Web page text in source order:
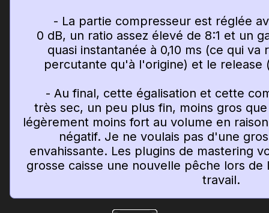
- La partie compresseur est réglée
0 dB, un ratio assez élevé de 8:1 et un
quasi instantanée à 0,10 ms (ce qui
percutante qu'à l'origine) et le release
- Au final, cette égalisation et cette
très sec, un peu plus fin, moins gros
légèrement moins fort au volume en
négatif. Je ne voulais pas d'une
envahissante. Les plugins de mastering
grosse caisse une nouvelle pêche lors
travail.